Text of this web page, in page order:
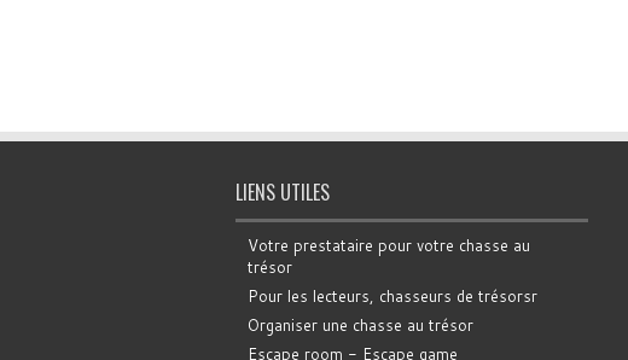
LIENS UTILES
Votre prestataire pour votre chasse au
trésor
Pour les lecteurs, chasseurs de trésorsr
Organiser une chasse au trésor
Escape room - Escape game